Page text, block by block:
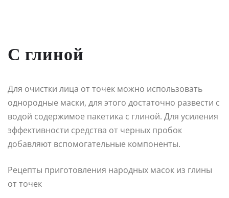
С глиной
Для очистки лица от точек можно использовать
однородные маски, для этого достаточно развести с
водой содержимое пакетика с глиной. Для усиления
эффективности средства от черных пробок
добавляют вспомогательные компоненты.
Рецепты приготовления народных масок из глины
от точек